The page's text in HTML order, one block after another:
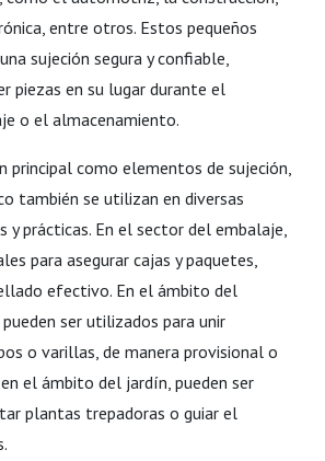
entre otros. Estos pequeños
sujeción segura y confiable,
piezas en su lugar durante el
o el almacenamiento.
principal como elementos de sujeción,
también se utilizan en diversas
y prácticas. En el sector del embalaje,
para asegurar cajas y paquetes,
efectivo. En el ámbito del
ser utilizados para unir
o varillas, de manera provisional o
el ámbito del jardín, pueden ser
plantas trepadoras o guiar el